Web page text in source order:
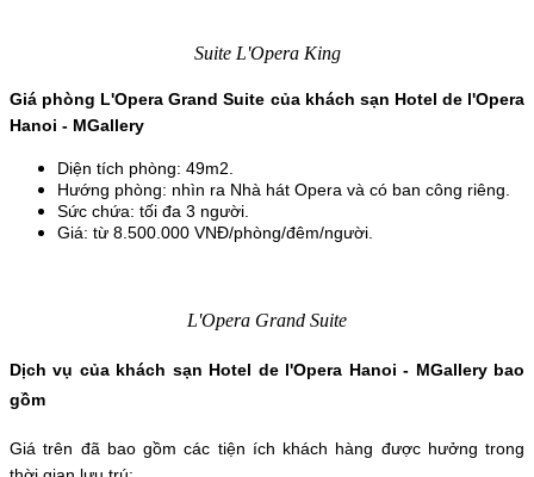
Suite L'Opera King
Giá phòng L'Opera Grand Suite của khách sạn Hotel de l'Opera
Hanoi - MGallery
Diện tích phòng: 49m2.
Hướng phòng: nhìn ra Nhà hát Opera và có ban công riêng.
Sức chứa: tối đa 3 người.
Giá: từ 8.500.000 VNĐ/phòng/đêm/người.
L'Opera Grand Suite
Dịch vụ của khách sạn Hotel de l'Opera Hanoi - MGallery bao
gồm
Giá trên đã bao gồm các tiện ích khách hàng được hưởng trong